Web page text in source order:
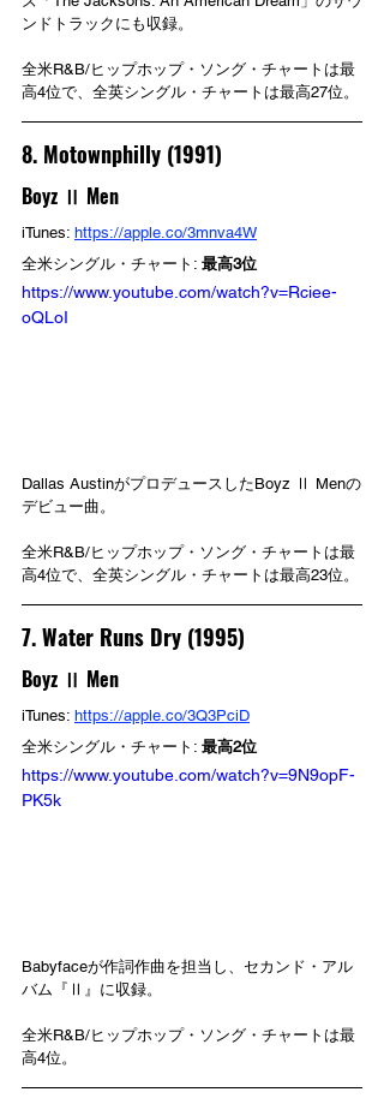
ンドトラックにも収録。
全米R&B/ヒップホップ・ソング・チャートは最
高4位で、全英シングル・チャートは最高27位。
8. Motownphilly (1991)
Boyz Ⅱ Men
iTunes: https://apple.co/3mnva4W
全米シングル・チャート: 最高3位
https://www.youtube.com/watch?v=Rciee-
oQLoI
Dallas AustinがプロデュースしたBoyz Ⅱ Menの
デビュー曲。
全米R&B/ヒップホップ・ソング・チャートは最
高4位で、全英シングル・チャートは最高23位。
7. Water Runs Dry (1995)
Boyz Ⅱ Men
iTunes: https://apple.co/3Q3PciD
全米シングル・チャート: 最高2位
https://www.youtube.com/watch?v=9N9opF-
PK5k
Babyfaceが作詞作曲を担当し、セカンド・アル
バム『Ⅱ』に収録。
全米R&B/ヒップホップ・ソング・チャートは最
高4位。